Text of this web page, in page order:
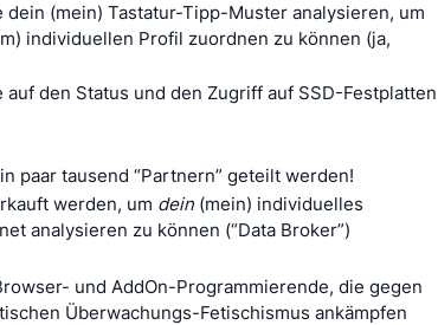
(mein) Tastatur-Tipp-Muster analysieren, um
individuellen Profil zuordnen zu können (ja,
den Status und den Zugriff auf SSD-Festplatten
paar tausend “Partnern” geteilt werden!
werden, um dein (mein) individuelles
analysieren zu können (“Data Broker”)
und AddOn-Programmierende, die gegen
Überwachungs-Fetischismus ankämpfen